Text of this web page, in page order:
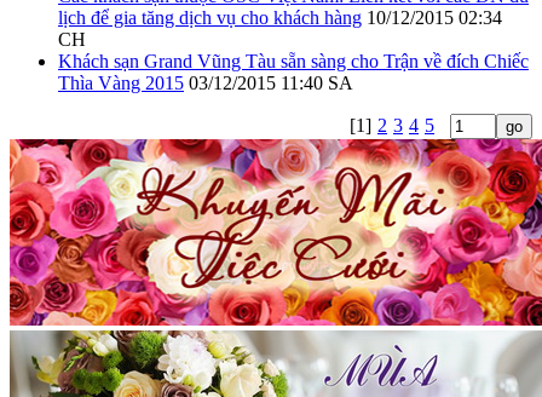
lịch để gia tăng dịch vụ cho khách hàng 10/12/2015 02:34
CH
Khách sạn Grand Vũng Tàu sẵn sàng cho Trận về đích Chiếc
Thìa Vàng 2015 03/12/2015 11:40 SA
[1] 2 3 4 5